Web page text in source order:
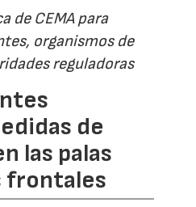
de CEMA para
organismos de
reguladoras
de
las palas
frontales